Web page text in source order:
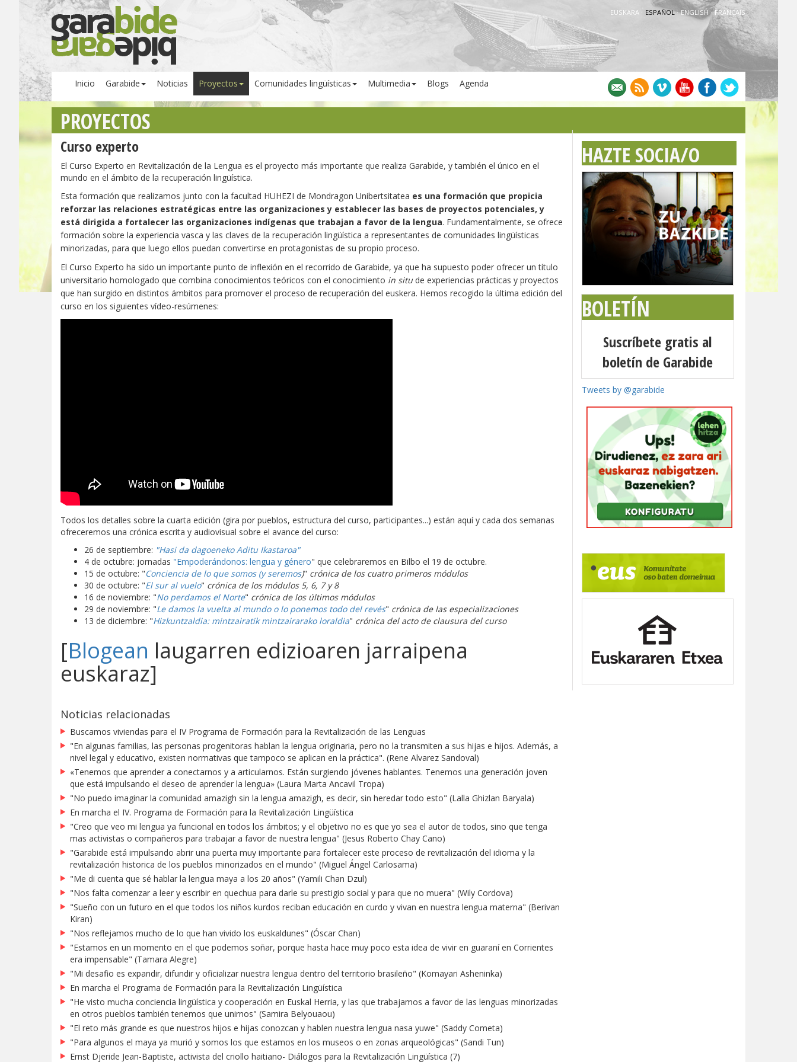
EUSKARA · ESPAÑOL· ENGLISH · FRANÇAIS
Inicio Garabide Noticias Proyectos Comunidades lingüísticas Multimedia Blogs Agenda
PROYECTOS
Curso experto
El Curso Experto en Revitalización de la Lengua es el proyecto más importante que realiza Garabide, y también el único en el
mundo en el ámbito de la recuperación lingüística.
Esta formación que realizamos junto con la facultad HUHEZI de Mondragon Unibertsitatea es una formación que propicia
reforzar las relaciones estratégicas entre las organizaciones y establecer las bases de proyectos potenciales, y
está dirigida a fortalecer las organizaciones indígenas que trabajan a favor de la lengua. Fundamentalmente, se ofrece
formación sobre la experiencia vasca y las claves de la recuperación lingüística a representantes de comunidades lingüísticas
minorizadas, para que luego ellos puedan convertirse en protagonistas de su propio proceso.
El Curso Experto ha sido un importante punto de inflexión en el recorrido de Garabide, ya que ha supuesto poder ofrecer un título
universitario homologado que combina conocimientos teóricos con el conocimiento in situ de experiencias prácticas y proyectos
que han surgido en distintos ámbitos para promover el proceso de recuperación del euskera. Hemos recogido la última edición del
curso en los siguientes vídeo-resúmenes:
Todos los detalles sobre la cuarta edición (gira por pueblos, estructura del curso, participantes...) están aquí y cada dos semanas
ofreceremos una crónica escrita y audiovisual sobre el avance del curso:
26 de septiembre: "Hasi da dagoeneko Aditu Ikastaroa"
4 de octubre: jornadas "Empoderándonos: lengua y género" que celebraremos en Bilbo el 19 de octubre.
15 de octubre: "Conciencia de lo que somos (y seremos)" crónica de los cuatro primeros módulos
30 de octubre: "El sur al vuelo" crónica de los módulos 5, 6, 7 y 8
16 de noviembre: "No perdamos el Norte" crónica de los últimos módulos
29 de noviembre: "Le damos la vuelta al mundo o lo ponemos todo del revés" crónica de las especializaciones
13 de diciembre: "Hizkuntzaldia: mintzairatik mintzairarako loraldia" crónica del acto de clausura del curso
[Blogean laugarren edizioaren jarraipena
euskaraz]
Noticias relacionadas
Buscamos viviendas para el IV Programa de Formación para la Revitalización de las Lenguas
"En algunas familias, las personas progenitoras hablan la lengua originaria, pero no la transmiten a sus hijas e hijos. Además, a
nivel legal y educativo, existen normativas que tampoco se aplican en la práctica". (Rene Alvarez Sandoval)
«Tenemos que aprender a conectarnos y a articularnos. Están surgiendo jóvenes hablantes. Tenemos una generación joven
que está impulsando el deseo de aprender la lengua» (Laura Marta Ancavil Tropa)
"No puedo imaginar la comunidad amazigh sin la lengua amazigh, es decir, sin heredar todo esto" (Lalla Ghizlan Baryala)
En marcha el IV. Programa de Formación para la Revitalización Lingüística
"Creo que veo mi lengua ya funcional en todos los ámbitos; y el objetivo no es que yo sea el autor de todos, sino que tenga
mas activistas o compañeros para trabajar a favor de nuestra lengua" (Jesus Roberto Chay Cano)
"Garabide está impulsando abrir una puerta muy importante para fortalecer este proceso de revitalización del idioma y la
revitalización historica de los pueblos minorizados en el mundo" (Miguel Ángel Carlosama)
"Me di cuenta que sé hablar la lengua maya a los 20 años" (Yamili Chan Dzul)
"Nos falta comenzar a leer y escribir en quechua para darle su prestigio social y para que no muera" (Wily Cordova)
"Sueño con un futuro en el que todos los niños kurdos reciban educación en curdo y vivan en nuestra lengua materna" (Berivan
Kiran)
"Nos reflejamos mucho de lo que han vivido los euskaldunes" (Óscar Chan)
"Estamos en un momento en el que podemos soñar, porque hasta hace muy poco esta idea de vivir en guaraní en Corrientes
era impensable" (Tamara Alegre)
"Mi desafio es expandir, difundir y oficializar nuestra lengua dentro del territorio brasileño" (Komayari Asheninka)
En marcha el Programa de Formación para la Revitalización Lingüística
"He visto mucha conciencia lingüística y cooperación en Euskal Herria, y las que trabajamos a favor de las lenguas minorizadas
en otros pueblos también tenemos que unirnos" (Samira Belyouaou)
"El reto más grande es que nuestros hijos e hijas conozcan y hablen nuestra lengua nasa yuwe" (Saddy Cometa)
"Para algunos el maya ya murió y somos los que estamos en los museos o en zonas arqueológicas" (Sandi Tun)
Ernst Djeride Jean-Baptiste, activista del criollo haitiano- Diálogos para la Revitalización Lingüística (7)
HAZTE SOCIA/O
BOLETÍN
Suscríbete gratis al
boletín de Garabide
Tweets by @garabide